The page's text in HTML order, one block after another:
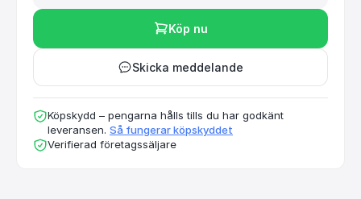
Köp nu
Skicka meddelande
Köpskydd – pengarna hålls tills du har godkänt
leveransen. Så fungerar köpskyddet
Verifierad företagssäljare